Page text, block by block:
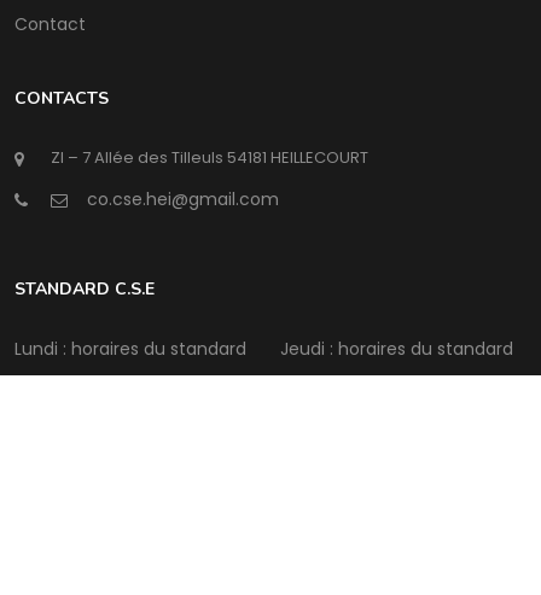
Contact
CONTACTS
ZI – 7 Allée des Tilleuls 54181 HEILLECOURT
@
STANDARD C.S.E
Lundi : horaires du standard
Jeudi : horaires du standard